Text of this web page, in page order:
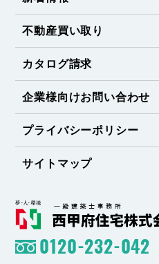
不動産買い取り
カタログ請求
企業様向けお問い合わせ
プライバシーポリシー
サイトマップ
0120-232-042